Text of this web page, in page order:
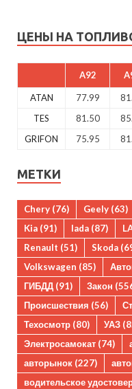
ЦЕНЫ НА
A92
ATAN 77.99
TES
81.50
GRIFON
75.95
МЕТКИ
Chery (76) Geely (63)
Kia (91) lada (87)
Renault (51) Skoda
Volkswagen (85)
ГИБДД (91) Закон
Происшествия (56)
Техосмотр (80) УАЗ
Электросамокат (74)
авторынок (227)
водительское